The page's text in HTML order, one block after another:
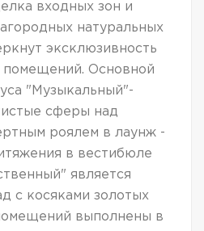
входных зон и
натуральных
эксклюзивность
помещений. Основной
"Музыкальный"-
сферы над
роялем в лаунж -
в вестибюле
является
с косяками золотых
выполнены в